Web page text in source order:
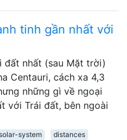
tinh gần nhất với
đất nhất (sau Mặt trời)
Centauri, cách xa 4,3
những gì về ngoại
với Trái đất, bên ngoài
system distances